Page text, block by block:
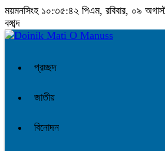
ময়মনসিংহ ১০:৩৫:৪২ পিএম, রবিবার, ০৯
বঙ্গাব্দ
প্রচ্ছদ
জাতীয়
বিনোদন